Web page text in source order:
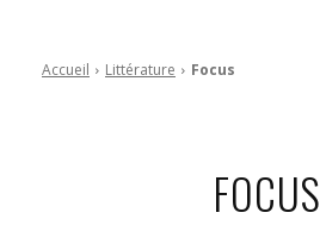
Accueil Littérature Focus
FOCUS